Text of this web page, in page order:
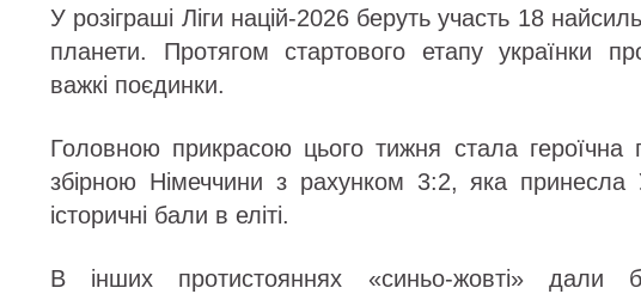
У розіграші Ліги націй-2026 беруть участь 18
планети. Протягом стартового етапу українки
важкі поєдинки.
Головною прикрасою цього тижня стала героїчна
збірною Німеччини з рахунком 3:2, яка принесла
історичні бали в еліті.
В інших протистояннях «синьо-жовті» дали